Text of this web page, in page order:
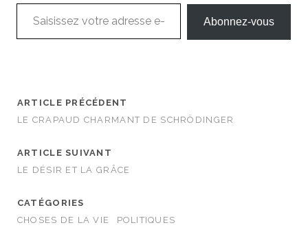
Saisissez votre adresse e-mail…
Abonnez-vous
ARTICLE PRÉCÉDENT
LE CRAPAUD CHARMANT DE SCHRÖDINGER
ARTICLE SUIVANT
LE DÉSIR ET LA GRÂCE
CATÉGORIES
CHOSES DE LA VIE
POLITIQUES